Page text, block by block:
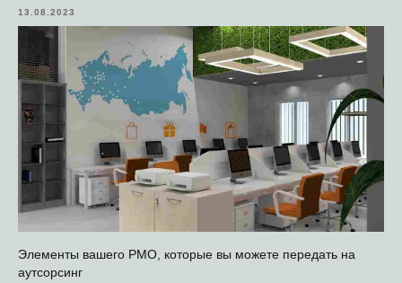
13.08.2023
Элементы вашего PMO, которые вы можете передать на
аутсорсинг